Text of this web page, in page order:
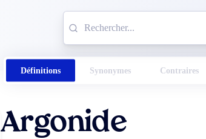
Définitions Synonymes Contraires
Argonide